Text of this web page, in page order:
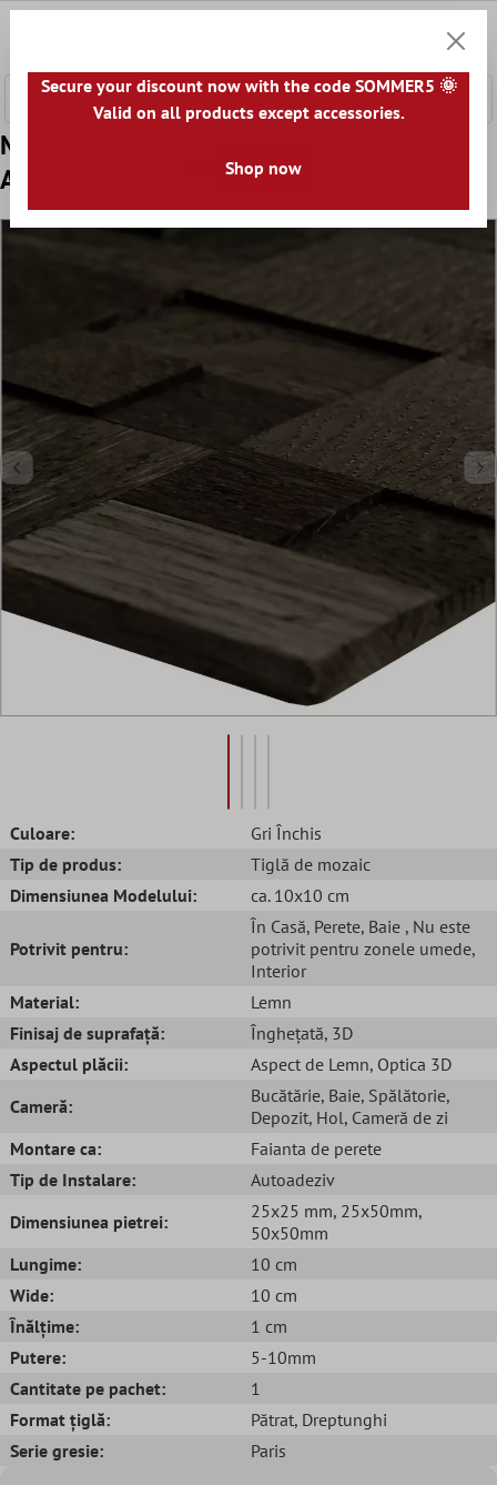
Model din Plăci De Mozaic Lemn Paris
Autoadeziv 3D Gri Inchis
Culoare:
Gri Închis
Tip de produs:
Tiglă de mozaic
Dimensiunea Modelului:
ca. 10x10 cm
Potrivit pentru:
În Casă, Perete, Baie , Nu este
potrivit pentru zonele umede,
Interior
Material:
Lemn
Finisaj de suprafață:
Înghețată, 3D
Aspectul plăcii:
Aspect de Lemn, Optica 3D
Cameră:
Bucătărie, Baie, Spălătorie,
Depozit, Hol, Cameră de zi
Montare ca:
Faianta de perete
Tip de Instalare:
Autoadeziv
Dimensiunea pietrei:
25x25 mm, 25x50mm,
50x50mm
Lungime:
10 cm
Wide:
10 cm
Înălțime:
1 cm
Putere:
5-10mm
Cantitate pe pachet:
1
Format țiglă:
Pătrat, Dreptunghi
Serie gresie:
Paris
Secure your discount now with the code SOMMER5 🌞
Valid on all products except accessories.
Shop now